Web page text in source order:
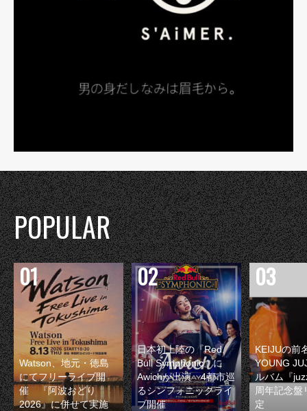
POPULAR
Watson、地元・徳島
にてフリーライブ開
催 『阿波おどり
2026』に併せて実施
日本初上陸の『Red
Bull Symphonic』に
Awichが出演 4都市巡
るシンフォニックライ
ブ開催
KEIJUの前
YOUNG
ルバム『
周年記念盤
定